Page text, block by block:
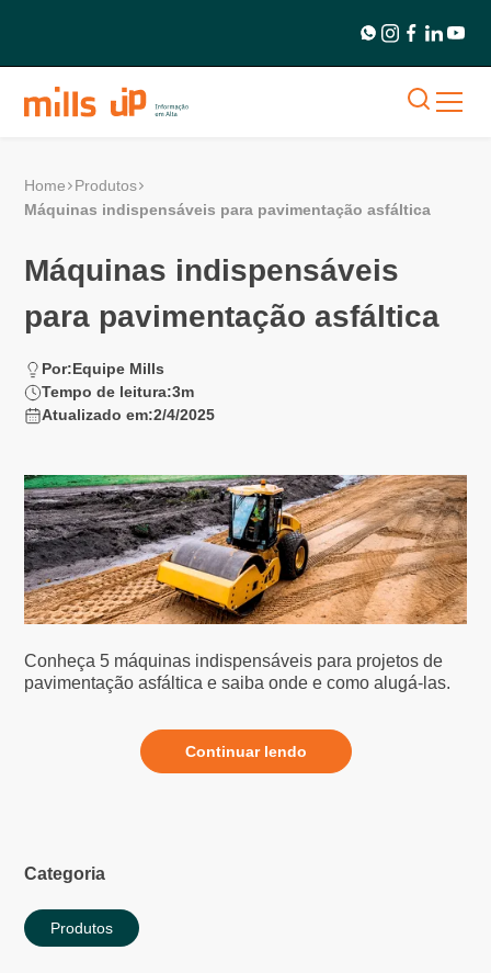
Home
Produtos
Máquinas indispensáveis para pavimentação asfáltica
Máquinas indispensáveis
para pavimentação asfáltica
Por:Equipe Mills
Tempo de leitura:3m
Atualizado em:2/4/2025
Categoria
Produtos
Conheça 5 máquinas indispensáveis para projetos de
pavimentação asfáltica e saiba onde e como alugá-las.
Continuar lendo